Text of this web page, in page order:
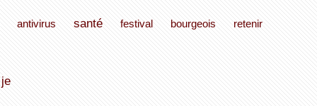
antivirus santé festival bourgeois retenir